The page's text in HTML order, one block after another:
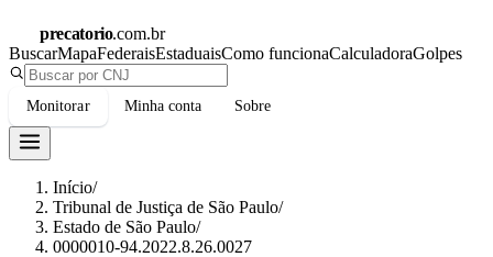
precatorio.com.br
BuscarMapaFederaisEstaduaisComo funcionaCalculadoraGolpes
Monitorar Minha conta Sobre
Início/
Tribunal de Justiça de São Paulo/
Estado de São Paulo/
0000010-94.2022.8.26.0027